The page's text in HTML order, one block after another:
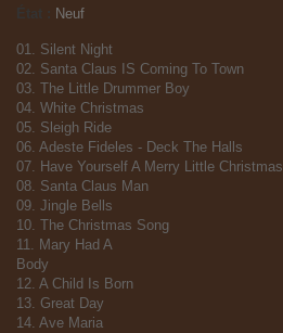
Neuf
01. Silent Night
02. Santa Claus IS Coming To Town
03. The Little Drummer Boy
04. White Christmas
05. Sleigh Ride
06. Adeste Fideles - Deck The Halls
07. Have Yourself A Merry Little Christmas
08. Santa Claus Man
09. Jingle Bells
10. The Christmas Song
11. Mary Had A
Body
12. A Child Is Born
13. Great Day
14. Ave Maria